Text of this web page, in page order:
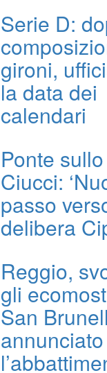
Serie D:
gironi,
la data dei
calendari
Ponte
Ciucci:
passo
delibera
Reggio,
gli
San
annunciato